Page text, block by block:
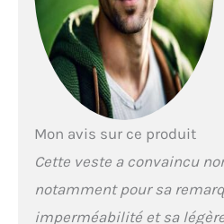
les
Mon avis sur ce produit
Cette veste a convaincu
notamment pour sa
imperméabilité et sa